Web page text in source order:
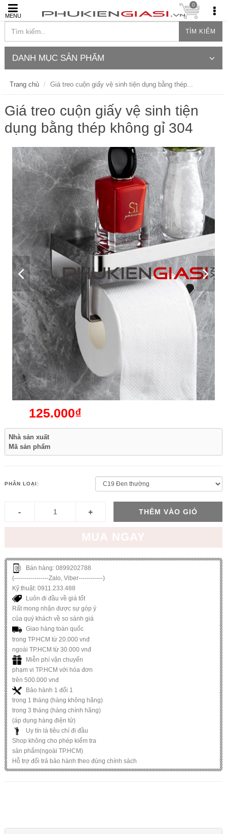
MENU
TÌM KIẾM
0
DANH MỤC SẢN PHẨM
Trang chủ Giá treo cuộn giấy vệ sinh tiện dụng bằng thép...
Giá treo cuộn giấy vệ sinh tiện
dụng bằng thép không gỉ 304
125.000₫
Nhà sản xuất
Mã sản phẩm
PHÂN LOẠI:
THÊM VÀO GIỎ
Bán hàng: 0899202788
(-----------------Zalo, Viber------------)
Kỹ thuật: 0911.233.488
Luôn đi đầu về giá tốt
Rất mong nhận được sự góp ý
của quý khách về so sánh giá
Giao hàng toàn quốc
trong TP.HCM từ 20.000 vnđ
ngoài TP.HCM từ 30.000 vnđ
Miễn phí vận chuyển
phạm vi TP.HCM với hóa đơn
trên 500.000 vnđ
Bảo hành 1 đổi 1
trong 1 tháng (hàng không hãng)
trong 3 tháng (hàng chính hãng)
(áp dụng hàng điện tử)
Uy tín là tiêu chí đi đầu
Shop không cho phép kiểm tra
sản phẩm(ngoài TP.HCM)
Hỗ trợ đổi trả bảo hành theo đúng chính sách